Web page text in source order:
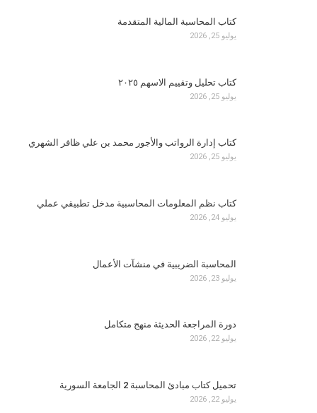
كتاب المحاسبة المالية المتقدمة
يوليو 25, 2026
كتاب تحليل وتقييم الاسهم ٢٠٢٥
يوليو 25, 2026
كتاب إدارة الرواتب والأجور محمد بن علي ظافر الشهري
يوليو 25, 2026
كتاب نظم المعلومات المحاسبية مدخل تطبيقي عملي
يوليو 24, 2026
المحاسبة الضريبية في منشآت الأعمال
يوليو 23, 2026
دورة المراجعة الحديثة منهج متكامل
يوليو 22, 2026
تحميل كتاب مبادئ المحاسبة 2 الجامعة السورية
يوليو 22, 2026